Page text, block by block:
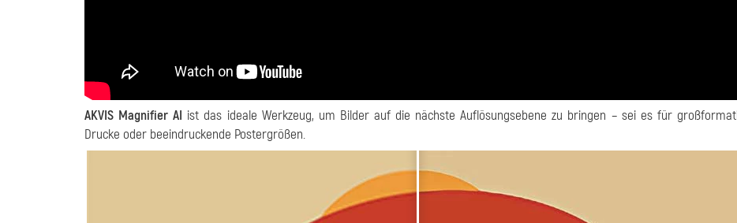
AKVIS Magnifier AI ist das ideale Werkzeug, um Bilder auf die nächste Auflösungsebene zu bringen – sei es für
Drucke oder beeindruckende Postergrößen.